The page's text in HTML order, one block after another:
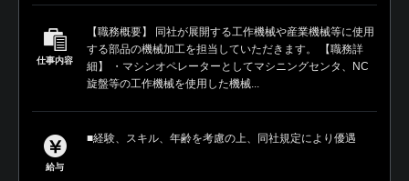
仕事内容
【職務概要】 同社が展開する工作機械や産業機械等に使用
する部品の機械加工を担当していただきます。 【職務詳
細】 ・マシンオペレーターとしてマシニングセンタ、NC
旋盤等の工作機械を使用した機械...
給与
■経験、スキル、年齢を考慮の上、同社規定により優遇